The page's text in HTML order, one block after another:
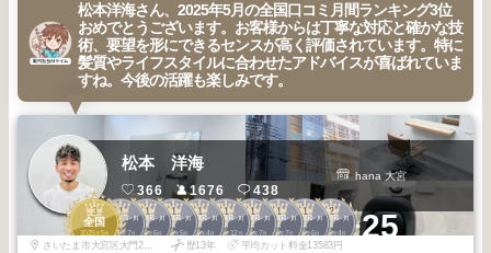
松本洋海さん、2025年5月の全国口コミ月間ランキング3位
おめでとうございます。お客様からは丁寧な対応と確かな技
術、要望を形にできるセンスが高く評価されています。特に
髪質やライフスタイルに合わせたアドバイスが喜ばれていま
すね。今後の活躍も楽しみです。
3
全国
2025年 5月
1
大宮・浦和・川
口・岩槻
2026年 7月
1
大宮・浦和・川
口・岩槻
2026年6月
1
大宮・浦和・川
口・岩槻
2026年5月
1
大宮・浦和・川
口・岩槻
2026年4月
1
大宮・浦和・川
口・岩槻
2025年 12月
1
大宮・浦和・川
口・岩槻
2025年7月
1
大宮・浦和・川
口・岩槻
2025年7月
1
大宮・浦和・川
口・岩槻
2025年6月
2
大宮・浦和・川
口・岩槻
2026年4月+25
松本 洋海
366 1676 438
hana 大宮
さいたま市大宮区大門2丁目26-1鍵利CLT BLDG.2階 ルームK hana 歴13年
平均カット料金13583円